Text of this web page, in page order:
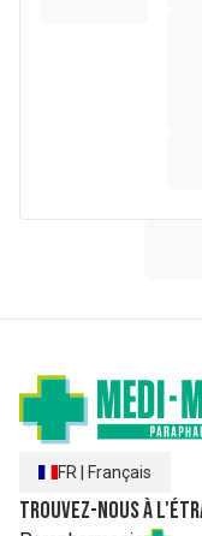
Lactobacillus
Extrait de fruit de
Extrait de
arbustive
FR Français
Trouvez-nous à